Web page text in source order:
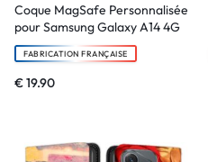
Coque MagSafe Personnalisée
pour Samsung Galaxy A14 4G
FABRICATION FRANÇAISE
€19.90